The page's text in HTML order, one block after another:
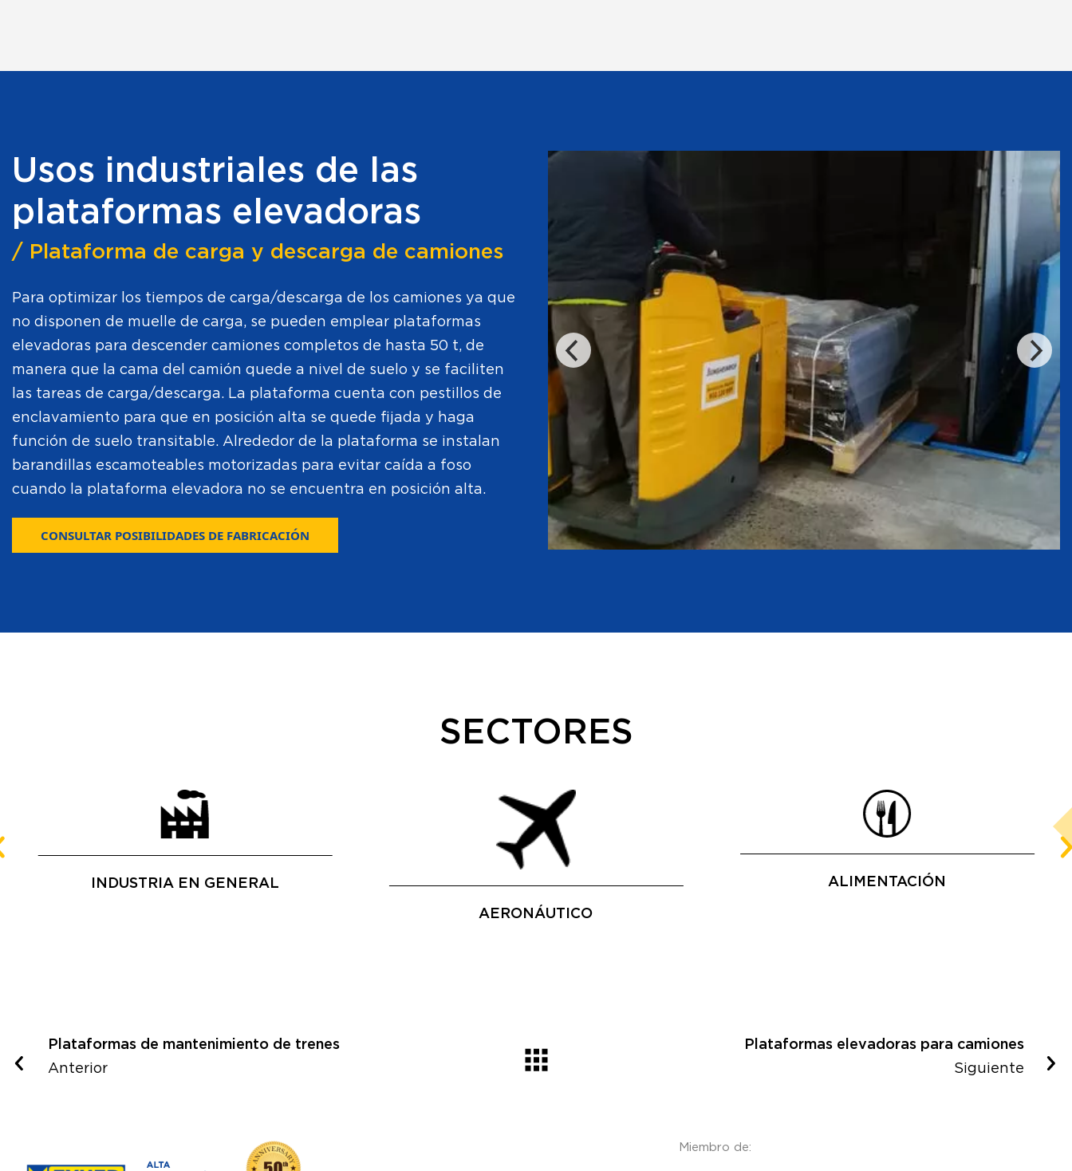
Usos industriales de las
plataformas elevadoras
/ Plataforma de carga y descarga de camiones
Para optimizar los tiempos de carga/descarga de los camiones ya que
no disponen de muelle de carga, se pueden emplear plataformas
elevadoras para descender camiones completos de hasta 50 t, de
manera que la cama del camión quede a nivel de suelo y se faciliten
las tareas de carga/descarga. La plataforma cuenta con pestillos de
enclavamiento para que en posición alta se quede fijada y haga
función de suelo transitable. Alrededor de la plataforma se instalan
barandillas escamoteables motorizadas para evitar caída a foso
cuando la plataforma elevadora no se encuentra en posición alta.
CONSULTAR POSIBILIDADES DE FABRICACIÓN
SECTORES
AERONÁUTICO
ALIMENTACIÓN
INDUSTRIA EN GENERAL
Plataformas de mantenimiento de trenes
Anterior
Plataformas elevadoras para camiones
Siguiente
Miembro de: